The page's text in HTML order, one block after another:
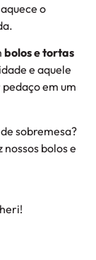
o
bolos e tortas
e aquele
em um
sobremesa?
bolos e